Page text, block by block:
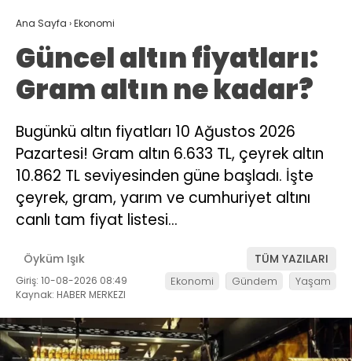
Ana Sayfa ›Ekonomi
Güncel altın fiyatları:
Gram altın ne kadar?
Bugünkü altın fiyatları 10 Ağustos 2026
Pazartesi! Gram altın 6.633 TL, çeyrek altın
10.862 TL seviyesinden güne başladı. İşte
çeyrek, gram, yarım ve cumhuriyet altını
canlı tam fiyat listesi…
Öyküm Işık TÜM YAZILARI
Giriş: 10-08-2026 08:49
Kaynak: HABER MERKEZI
Ekonomi Gündem Yaşam